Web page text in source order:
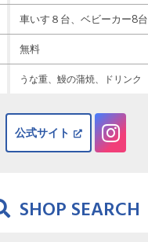
車いす８台、ベビーカー8台
無料
うな重、鰻の蒲焼、ドリンク
公式サイト
SHOP SEARCH